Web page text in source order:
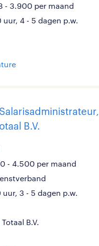
- 3.900 per maand
uur, 4 - 5 dagen p.w.
B.V.
- 4.500 per maand
uur, 3 - 5 dagen p.w.
B.V.